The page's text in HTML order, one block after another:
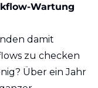
Wartung
damit
zu checken
Über ein Jahr